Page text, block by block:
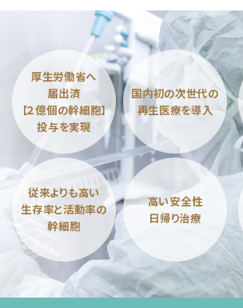
厚生労働省へ
届出済
【２億個の幹細胞】
投与を実現
国内初の次世代の
再生医療を導入
従来よりも高い
生存率と活動率の
幹細胞
高い安全性
日帰り治療